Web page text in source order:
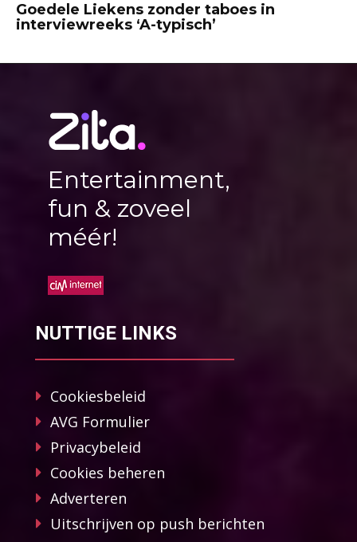
Goedele Liekens zonder taboes in
interviewreeks ‘A-typisch’
Entertainment,
fun & zoveel
méér!
NUTTIGE LINKS
Cookiesbeleid
AVG Formulier
Privacybeleid
Cookies beheren
Adverteren
Uitschrijven op push berichten